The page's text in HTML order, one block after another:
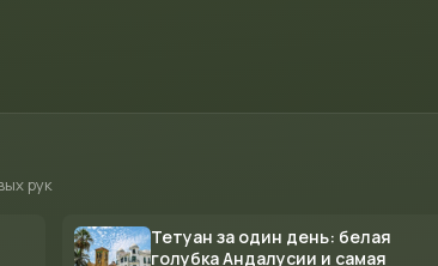
рук
Тетуан за один день: белая
голубка Андалусии и самая